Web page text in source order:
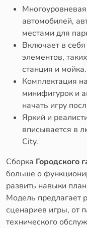
автомобилей,
местами для
Включает в
элементов,
станция и мойка.
Комплектация
минифигурок и
начать игру
Яркий и
вписывается в
City.
Сборка Городского
больше о
развить навыки
Модель предлагает
сценариев игры, от
технического